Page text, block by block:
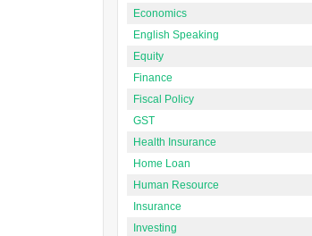
Economics
English Speaking
Equity
Finance
Fiscal Policy
GST
Health Insurance
Home Loan
Human Resource
Insurance
Investing